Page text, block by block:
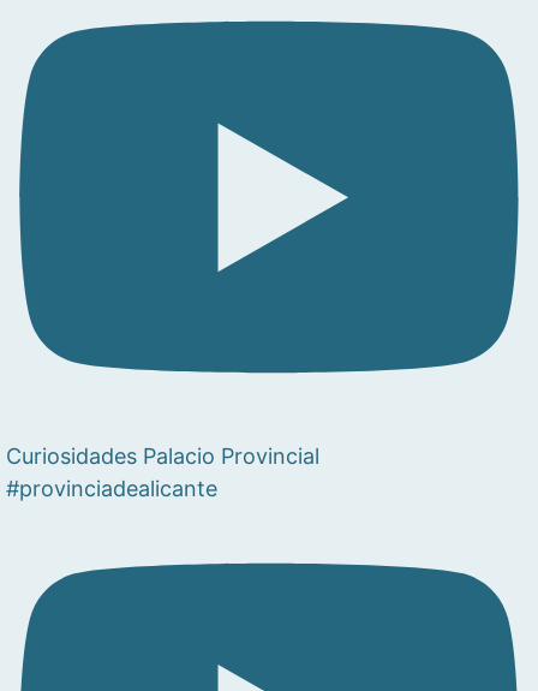
Curiosidades Palacio Provincial
#provinciadealicante